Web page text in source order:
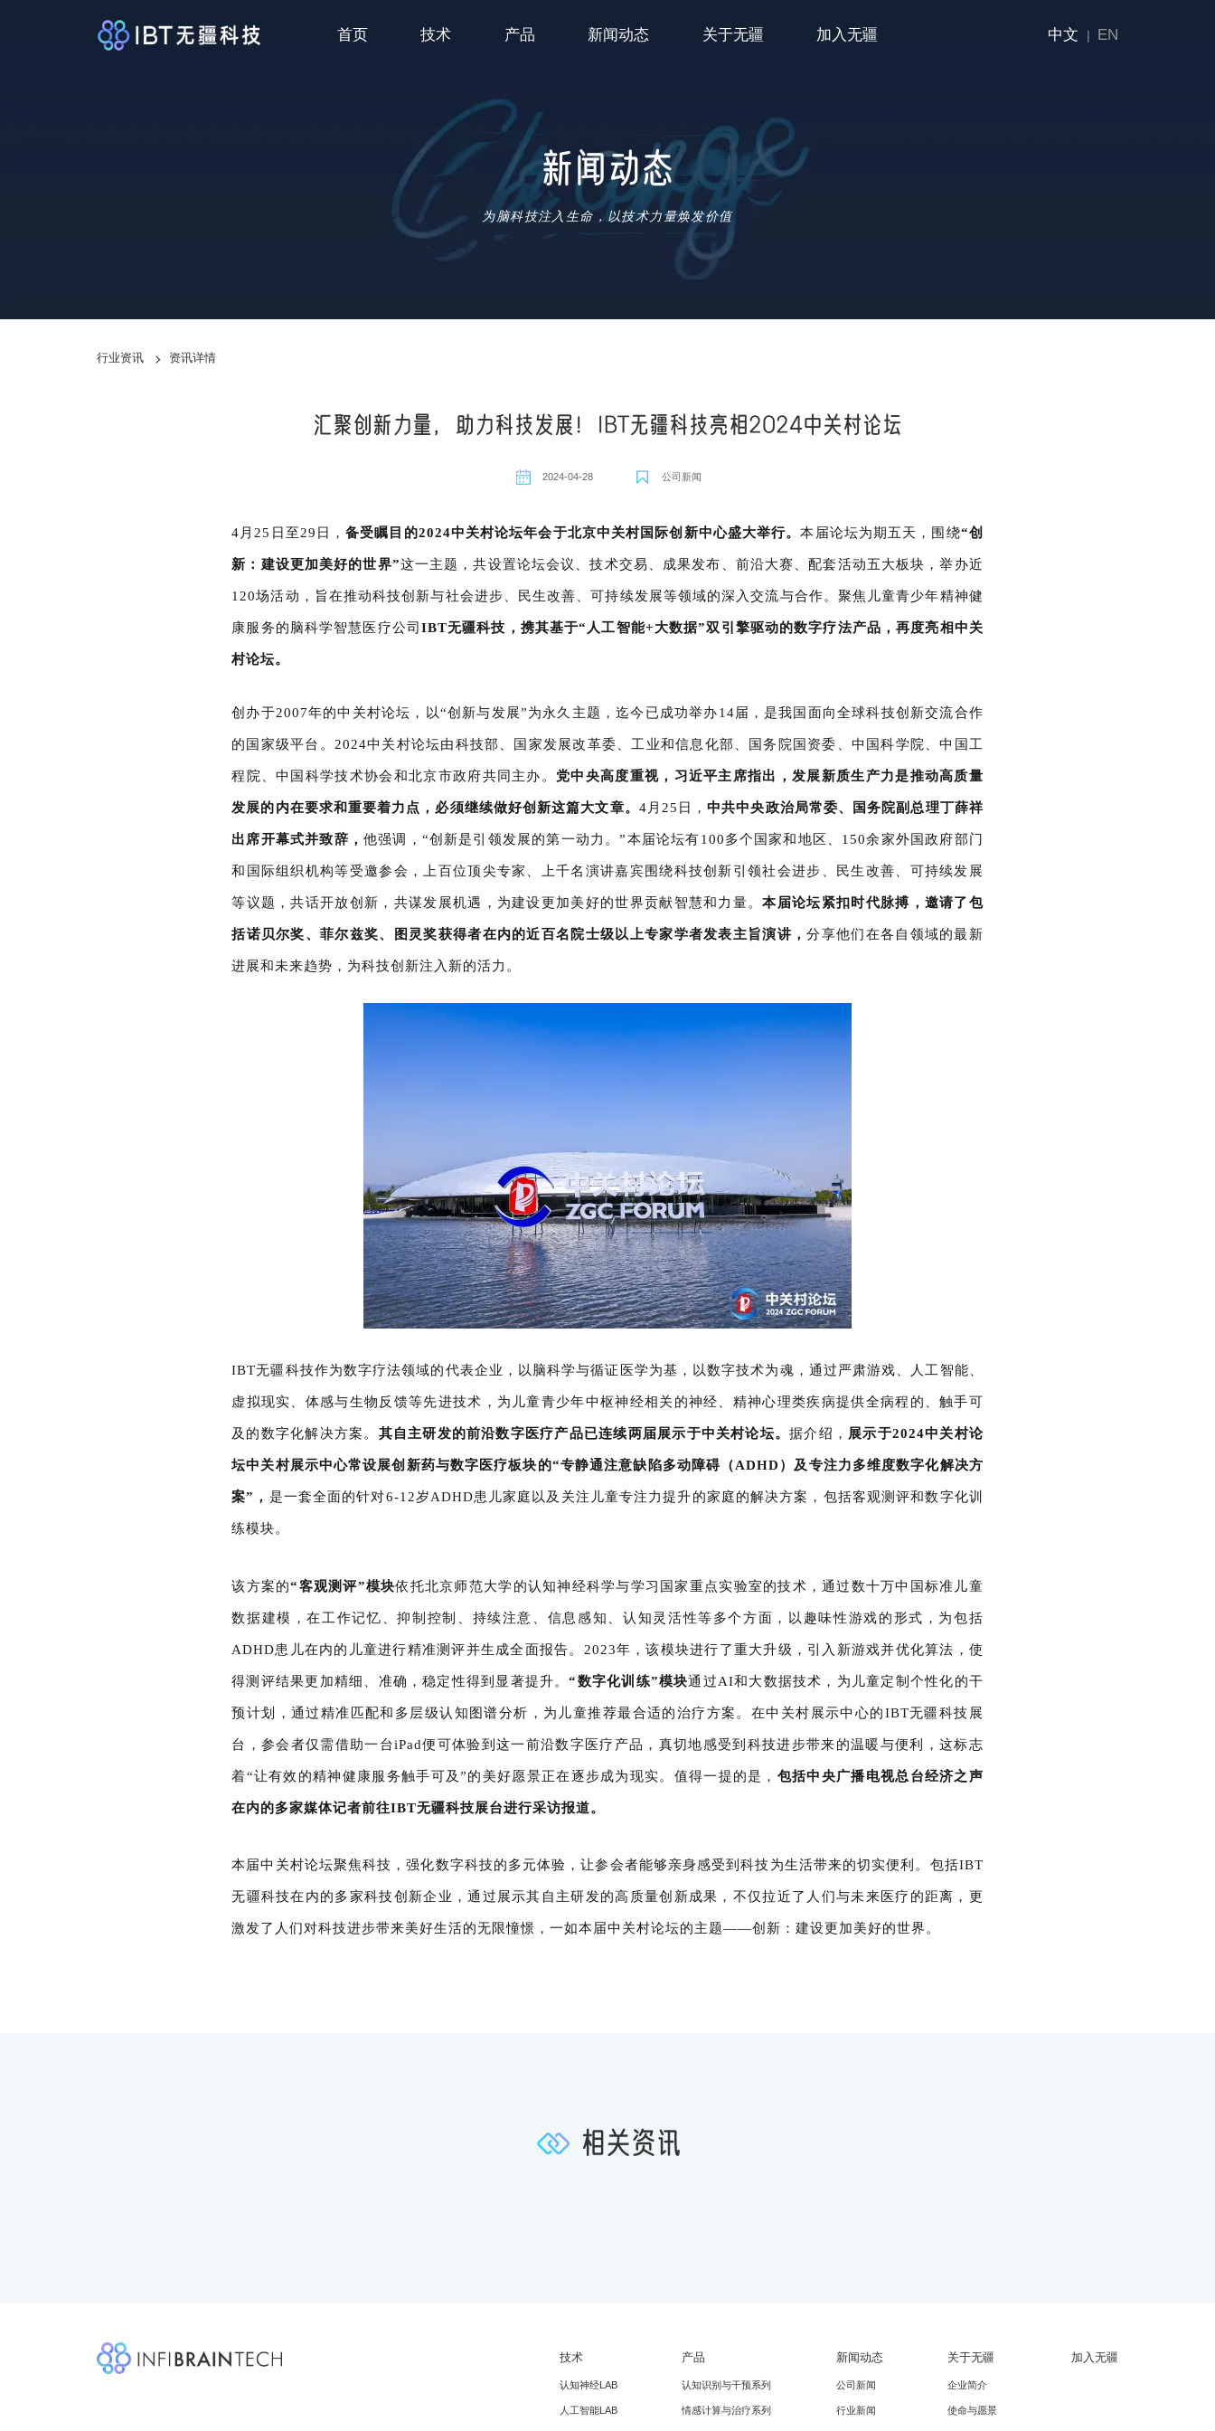
首页 技术 产品 新闻动态 关于无疆 加入无疆 中文 | EN
新闻动态
为脑科技注入生命，以技术力量焕发价值
行业资讯 资讯详情
汇聚创新力量，助力科技发展！IBT无疆科技亮相2024中关村论坛
2024-04-28 公司新闻
4月25日至29日，备受瞩目的2024中关村论坛年会于北京中关村国际创新中心盛大举行。本届论坛为期五天，围绕“创
新：建设更加美好的世界”这一主题，共设置论坛会议、技术交易、成果发布、前沿大赛、配套活动五大板块，举办近
120场活动，旨在推动科技创新与社会进步、民生改善、可持续发展等领域的深入交流与合作。聚焦儿童青少年精神健
康服务的脑科学智慧医疗公司 IBT无疆科技，携其基于“人工智能+大数据”双引擎驱动的数字疗法产品，再度亮相中关
村论坛。
创办于2007年的中关村论坛，以“创新与发展”为永久主题，迄今已成功举办14届，是我国面向全球科技创新交流合作
的国家级平台。 2024中关村论坛由科技部、国家发展改革委、工业和信息化部、国务院国资委、中国科学院、中国工
程院、中国科学技术协会和北京市政府共同主办。 党中央高度重视，习近平主席指出，发展新质生产力是推动高质量
发展的内在要求和重要着力点，必须继续做好创新这篇大文章。 4月25日，中共中央政治局常委、国务院副总理丁薛祥
出席开幕式并致辞， 他强调，“创新是引领发展的第一动力。”本届论坛有100多个国家和地区、150余家外国政府部门
和国际组织机构等受邀参会，上百位顶尖专家、上千名演讲嘉宾围绕科技创新引领社会进步、民生改善、可持续发展
等议题，共话开放创新，共谋发展机遇，为建设更加美好的世界贡献智慧和力量。本届论坛紧扣时代脉搏，邀请了包
括诺贝尔奖、菲尔兹奖、图灵奖获得者在内的近百名院士级以上专家学者发表主旨演讲，分享他们在各自领域的最新
进展和未来趋势，为科技创新注入新的活力。
IBT无疆科技作为数字疗法领域的代表企业，以脑科学与循证医学为基，以数字技术为魂，通过严肃游戏、人工智能、
虚拟现实、体感与生物反馈等先进技术，为儿童青少年中枢神经相关的神经、精神心理类疾病提供全病程的、触手可
及的数字化解决方案。 其自主研发的前沿数字医疗产品已连续两届展示于中关村论坛。据介绍， 展示于2024中关村论
坛中关村展示中心常设展创新药与数字医疗板块的“专静通注意缺陷多动障碍（ADHD）及专注力多维度数字化解决方
案”， 是一套全面的针对6-12岁ADHD患儿家庭以及关注儿童专注力提升的家庭的解决方案，包括客观测评和数字化训
练模块。
该方案的“客观测评”模块依托北京师范大学的认知神经科学与学习国家重点实验室的技术，通过数十万中国标准儿童
数据建模，在工作记忆、抑制控制、持续注意、信息感知、认知灵活性等多个方面，以趣味性游戏的形式，为包括
ADHD患儿在内的儿童进行精准测评并生成全面报告。2023年，该模块进行了重大升级，引入新游戏并优化算法，使
得测评结果更加精细、准确，稳定性得到显著提升。“数字化训练”模块通过AI和大数据技术，为儿童定制个性化的干
预计划，通过精准匹配和多层级认知图谱分析，为儿童推荐最合适的治疗方案。在中关村展示中心的IBT无疆科技展
台，参会者仅需借助一台iPad便可体验到这一前沿数字医疗产品，真切地感受到科技进步带来的温暖与便利，这标志
着“让有效的精神健康服务触手可及”的美好愿景正在逐步成为现实。值得一提的是， 包括中央广播电视总台经济之声
在内的多家媒体记者前往IBT无疆科技展台进行采访报道。
本届中关村论坛聚焦科技，强化数字科技的多元体验，让参会者能够亲身感受到科技为生活带来的切实便利。包括IBT
无疆科技在内的多家科技创新企业，通过展示其自主研发的高质量创新成果，不仅拉近了人们与未来医疗的距离，更
激发了人们对科技进步带来美好生活的无限憧憬，一如本届中关村论坛的主题——创新：建设更加美好的世界。
相关资讯
技术
认知神经LAB
人工智能LAB
产品
认知识别与干预系列
情感计算与治疗系列
新闻动态
公司新闻
行业新闻
关于无疆
企业简介
使命与愿景
加入无疆